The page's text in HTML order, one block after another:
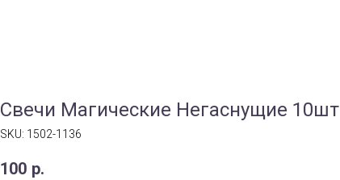
Свечи Магические Негаснущие 10шт
SKU: 1502-1136
100 р.